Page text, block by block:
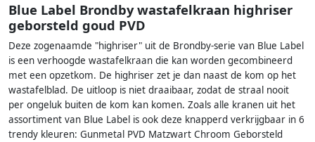
Blue Label Brondby wastafelkraan highriser
geborsteld goud PVD
Deze zogenaamde "highriser" uit de Brondby-serie van Blue Label
is een verhoogde wastafelkraan die kan worden gecombineerd
met een opzetkom. De highriser zet je dan naast de kom op het
wastafelblad. De uitloop is niet draaibaar, zodat de straal nooit
per ongeluk buiten de kom kan komen. Zoals alle kranen uit het
assortiment van Blue Label is ook deze knapperd verkrijgbaar in 6
trendy kleuren: Gunmetal PVD Matzwart Chroom Geborsteld